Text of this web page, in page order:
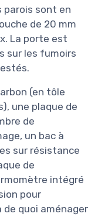
parois sont en
de 20 mm
La porte est
sur les fumoirs
(en tôle
une plaque de
de
un bac à
sur résistance
de
intégré
pour
de quoi aménager